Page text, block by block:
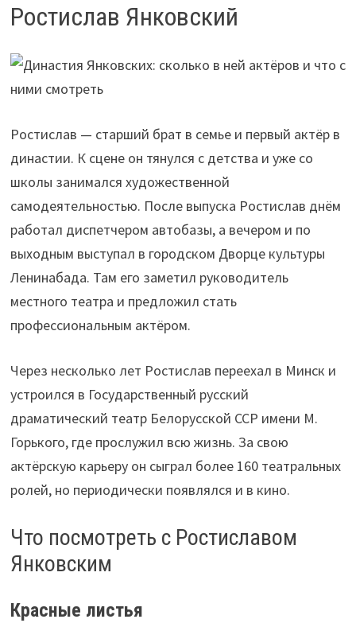
Ростислав Янковский
Ростислав — старший брат в семье и первый актёр в
династии. К сцене он тянулся с детства и уже со
школы занимался художественной
самодеятельностью. После выпуска Ростислав днём
работал диспетчером автобазы, а вечером и по
выходным выступал в городском Дворце культуры
Ленинабада. Там его заметил руководитель
местного театра и предложил стать
профессиональным актёром.
Через несколько лет Ростислав переехал в Минск и
устроился в Государственный русский
драматический театр Белорусской ССР имени М.
Горького, где прослужил всю жизнь. За свою
актёрскую карьеру он сыграл более 160 театральных
ролей, но периодически появлялся и в кино.
Что посмотреть с Ростиславом
Янковским
Красные листья